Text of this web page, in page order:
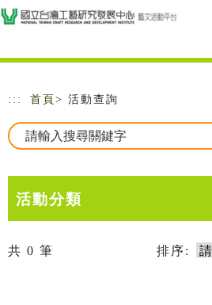
跳到主要內容
網站導覽
::: 首頁 > 活動查詢
活動分類
共 0 筆 排序: